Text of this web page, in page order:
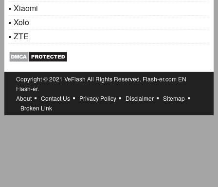
Xiaomi
Xolo
ZTE
Copyright © 2021 VeFlash All Rights Reserved. Flash-er.com EN
Flash-er.
About
Contact Us Privacy Policy Disclaimer
Sitemap
Broken Link